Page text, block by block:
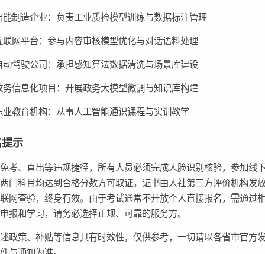
能制造企业：负责工业质检模型训练与数据标注管理
联网平台：参与内容审核模型优化与对话语料处理
动驾驶公司：承担感知算法数据清洗与场景库建设
务信息化项目：开展政务大模型微调与知识库构建
业教育机构：从事人工智能通识课程与实训教学
示
考、直出等违规捷径，所有人员必须完成人脸识别核验，参加线
门科目均达到合格分数方可取证。证书由人社第三方评价机构发
网查验，终身有效。由于考试通常不开放个人直接报名，需通过
报和学习，请务必选择正规、可靠的服务方。
政策、补贴等信息具有时效性，仅供参考，一切请以各省市官方